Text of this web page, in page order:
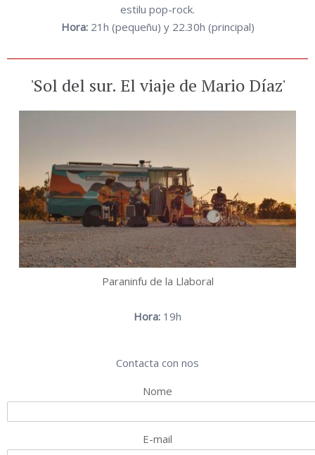
estilu pop-rock.
Hora:21h (pequeñu) y 22.30h (principal)
'Sol del sur. El viaje de Mario Díaz'
Paraninfu de la Llaboral
Hora: 19h
Contacta con nos
Nome
E-mail